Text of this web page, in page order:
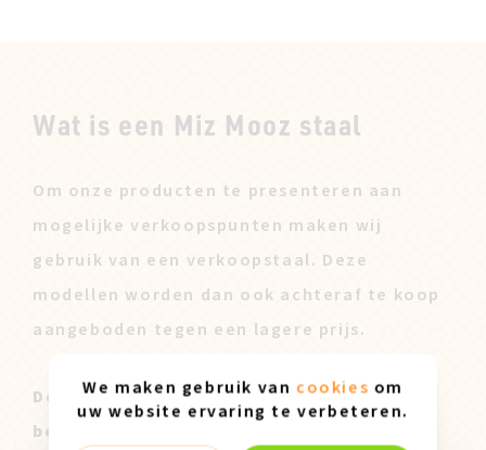
Wat is een Miz Mooz staal
Om onze producten te presenteren aan
mogelijke verkoopspunten maken wij
gebruik van een verkoopstaal. Deze
modellen worden dan ook achteraf te koop
aangeboden tegen een lagere prijs.
Deze Miz Mooz Stalen zijn enkel
beschikbaar in maatje 37 en kunnen lichte
We maken gebruik van cookies om
uw website ervaring te verbeteren.